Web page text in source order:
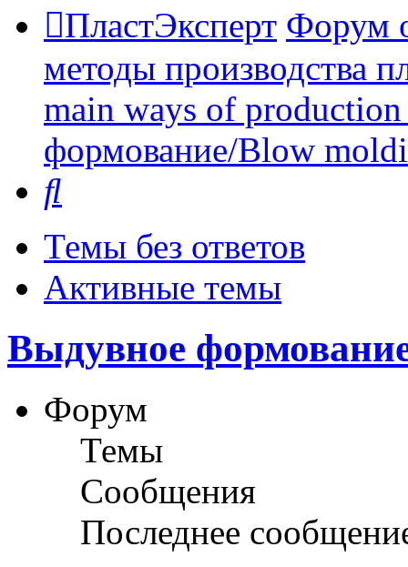
ПластЭксперт Форум
методы производства
main ways of
формование/Blow
Темы без ответов
Активные темы
Выдувное
Форум
Темы
Сообщения
Последнее